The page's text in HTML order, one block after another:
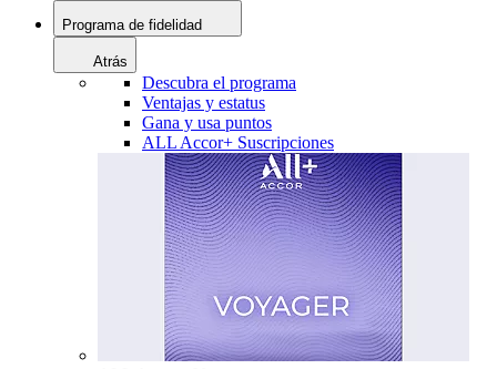
Programa de fidelidad
Atrás
Descubra el programa
Ventajas y estatus
Gana y usa puntos
ALL Accor+ Suscripciones